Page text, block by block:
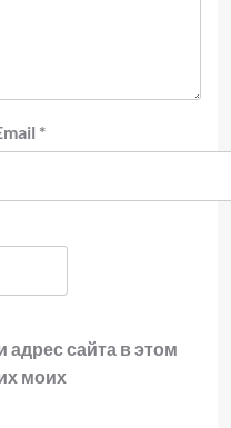
*
адрес сайта в этом
моих